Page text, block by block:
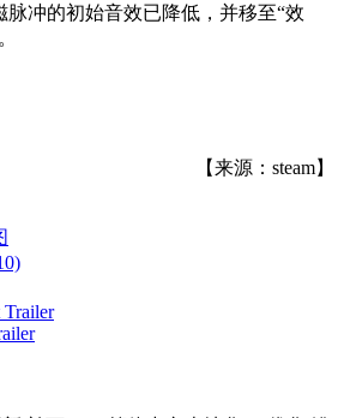
脉冲的初始音效已降低，并移至“效
【来源：steam】